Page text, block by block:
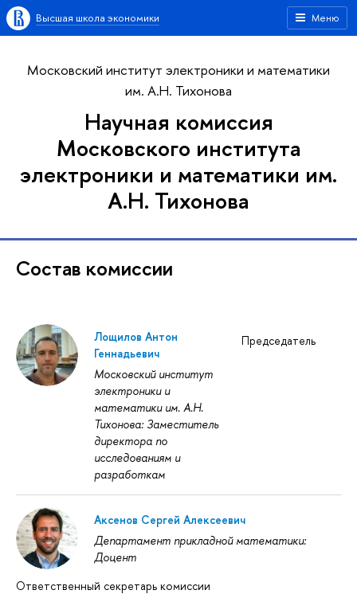
Меню
Высшая школа экономики
Московский институт электроники и математики
им. А.Н. Тихонова
Научная комиссия
Московского института
электроники и математики им.
А.Н. Тихонова
Состав комиссии
Лощилов Антон
Геннадьевич
Московский институт
электроники и
математики им. А.Н.
Тихонова: Заместитель
директора по
исследованиям и
разработкам
Председатель
Аксенов Сергей Алексеевич
Департамент прикладной математики:
Доцент
Ответственный секретарь комиссии